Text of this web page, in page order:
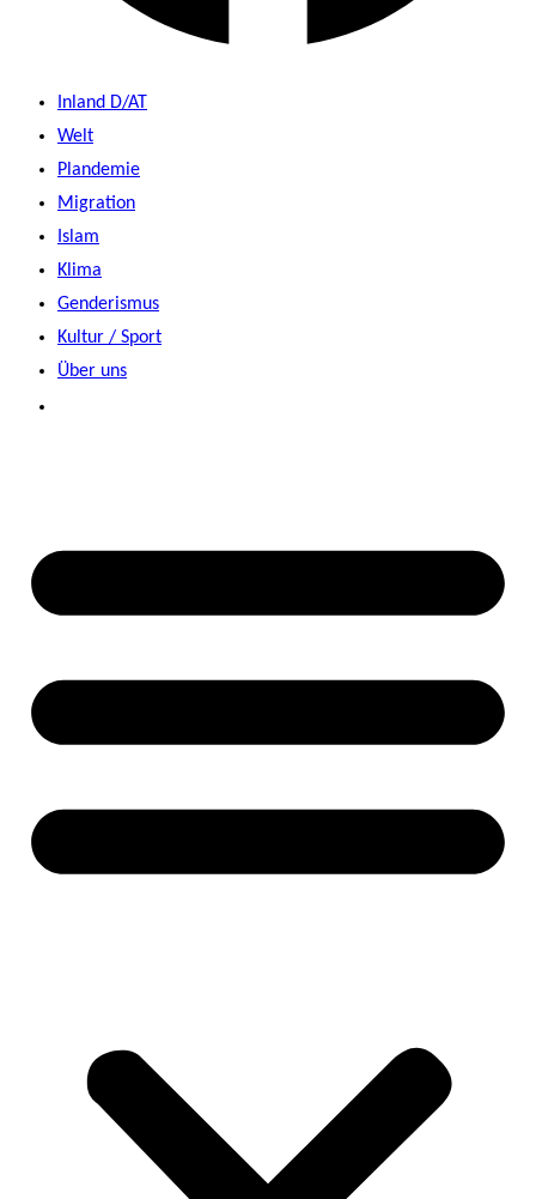
Inland D/AT
Welt
Plandemie
Migration
Islam
Klima
Genderismus
Kultur / Sport
Über uns